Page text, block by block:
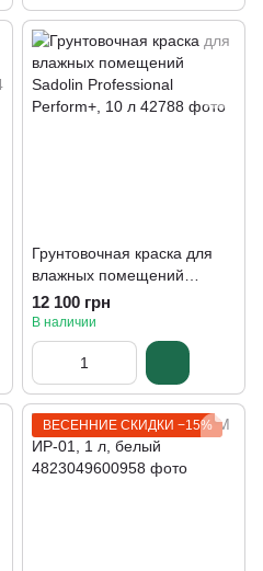
Грунтовочная краска для
влажных помещений
Sadolin Professional
Perform+, 10 л
12 100 грн
В наличии
ВЕСЕННИЕ СКИДКИ −15%